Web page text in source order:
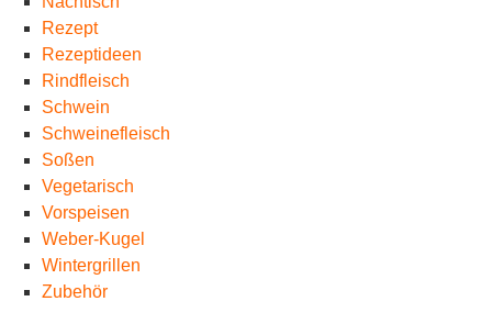
Rezept
Rezeptideen
Rindfleisch
Schwein
Schweinefleisch
Soßen
Vegetarisch
Vorspeisen
Weber-Kugel
Wintergrillen
Zubehör